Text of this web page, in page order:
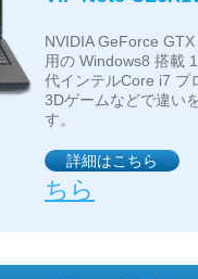
NVIDIA GeForce
用の Windows8 搭載
代インテルCore i7 プ
3Dゲームなどで違い
す。
詳細はこちら
ちら